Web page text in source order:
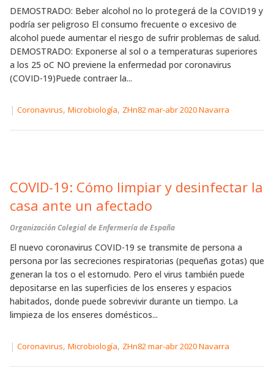
DEMOSTRADO: Beber alcohol no lo protegerá de la COVID19 y
podría ser peligroso El consumo frecuente o excesivo de
alcohol puede aumentar el riesgo de sufrir problemas de salud.
DEMOSTRADO: Exponerse al sol o a temperaturas superiores
a los 25 oC NO previene la enfermedad por coronavirus
(COVID-19)Puede contraer la...
| Coronavirus, Microbiología, ZHn82 mar-abr 2020 Navarra
COVID-19: Cómo limpiar y desinfectar la
casa ante un afectado
Organización Colegial de Enfermería de España
El nuevo coronavirus COVID-19 se transmite de persona a
persona por las secreciones respiratorias (pequeñas gotas) que
generan la tos o el estornudo. Pero el virus también puede
depositarse en las superficies de los enseres y espacios
habitados, donde puede sobrevivir durante un tiempo. La
limpieza de los enseres domésticos...
| Coronavirus, Microbiología, ZHn82 mar-abr 2020 Navarra